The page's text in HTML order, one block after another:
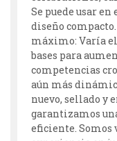
Se puede usar en
diseño
máximo: Varía
bases para
competencias
aún más
nuevo, sellado y
garantizamos
eficiente. Somos